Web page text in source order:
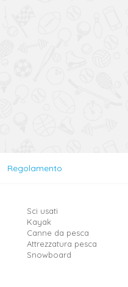
Regolamento
Sci usati
Kayak
Canne da pesca
Attrezzatura pesca
Snowboard